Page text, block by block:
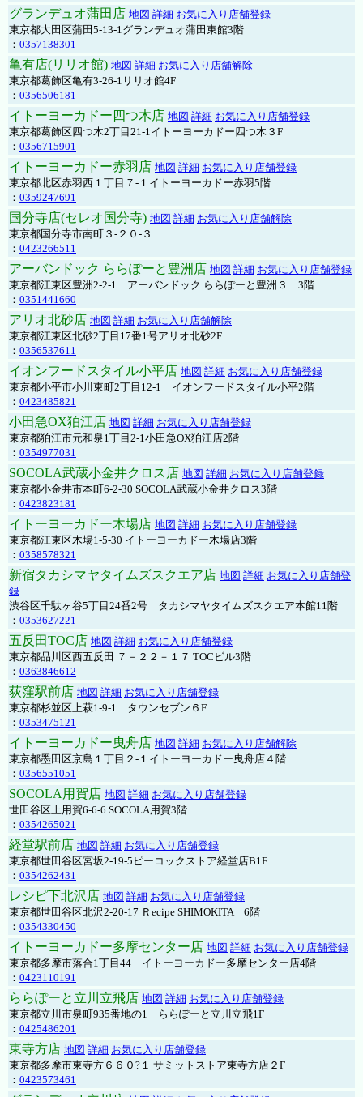
グランデュオ蒲田店 地図 詳細 お気に入り店舗登録
東京都大田区蒲田5-13-1グランデュオ蒲田東館3階
： 0357138301
亀有店(リリオ館) 地図 詳細 お気に入り店舗解除
東京都葛飾区亀有3-26-1リリオ館4F
： 0356506181
イトーヨーカドー四つ木店 地図 詳細 お気に入り店舗登録
東京都葛飾区四つ木2丁目21-1イトーヨーカドー四つ木３F
： 0356715901
イトーヨーカドー赤羽店 地図 詳細 お気に入り店舗登録
東京都北区赤羽西１丁目７-１イトーヨーカドー赤羽5階
： 0359247691
国分寺店(セレオ国分寺) 地図 詳細 お気に入り店舗解除
東京都国分寺市南町３-２０-３
： 0423266511
アーバンドック ららぽーと豊洲店 地図 詳細 お気に入り店舗登録
東京都江東区豊洲2-2-1 アーバンドック ららぽーと豊洲３ 3階
： 0351441660
アリオ北砂店 地図 詳細 お気に入り店舗解除
東京都江東区北砂2丁目17番1号アリオ北砂2F
： 0356537611
イオンフードスタイル小平店 地図 詳細 お気に入り店舗登録
東京都小平市小川東町2丁目12-1 イオンフードスタイル小平2階
： 0423485821
小田急OX狛江店 地図 詳細 お気に入り店舗登録
東京都狛江市元和泉1丁目2-1小田急OX狛江店2階
： 0354977031
SOCOLA武蔵小金井クロス店 地図 詳細 お気に入り店舗登録
東京都小金井市本町6-2-30 SOCOLA武蔵小金井クロス3階
： 0423823181
イトーヨーカドー木場店 地図 詳細 お気に入り店舗登録
東京都江東区木場1-5-30 イトーヨーカドー木場店3階
： 0358578321
新宿タカシマヤタイムズスクエア店 地図 詳細 お気に入り店舗登
録
渋谷区千駄ヶ谷5丁目24番2号 タカシマヤタイムズスクエア本館11階
： 0353627221
五反田TOC店 地図 詳細 お気に入り店舗登録
東京都品川区西五反田 ７－２２－１７ TOCビル3階
： 0363846612
荻窪駅前店 地図 詳細 お気に入り店舗登録
東京都杉並区上萩1-9-1 タウンセブン６F
： 0353475121
イトーヨーカドー曳舟店 地図 詳細 お気に入り店舗解除
東京都墨田区京島１丁目２-１イトーヨーカドー曳舟店４階
： 0356551051
SOCOLA用賀店 地図 詳細 お気に入り店舗登録
世田谷区上用賀6-6-6 SOCOLA用賀3階
： 0354265021
経堂駅前店 地図 詳細 お気に入り店舗登録
東京都世田谷区宮坂2-19-5ピーコックストア経堂店B1F
： 0354262431
レシピ下北沢店 地図 詳細 お気に入り店舗登録
東京都世田谷区北沢2-20-17 Ｒecipe SHIMOKITA 6階
： 0354330450
イトーヨーカドー多摩センター店 地図 詳細 お気に入り店舗登録
東京都多摩市落合1丁目44 イトーヨーカドー多摩センター店4階
： 0423110191
ららぽーと立川立飛店 地図 詳細 お気に入り店舗登録
東京都立川市泉町935番地の1 ららぽーと立川立飛1F
： 0425486201
東寺方店 地図 詳細 お気に入り店舗登録
東京都多摩市東寺方６６０?１ サミットストア東寺方店２F
： 0423573461